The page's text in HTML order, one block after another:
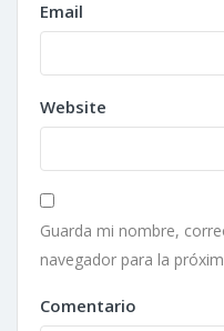
Email
Website
Guarda mi nombre,
navegador para la
Comentario